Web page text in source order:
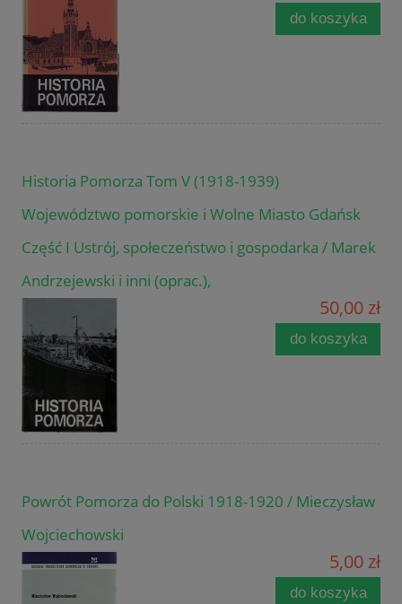
do koszyka
Historia Pomorza Tom V (1918-1939)
Województwo pomorskie i Wolne Miasto Gdańsk
Część I Ustrój, społeczeństwo i gospodarka / Marek
Andrzejewski i inni (oprac.),
50,00 zł
do koszyka
Powrót Pomorza do Polski 1918-1920 / Mieczysław
Wojciechowski
5,00 zł
do koszyka